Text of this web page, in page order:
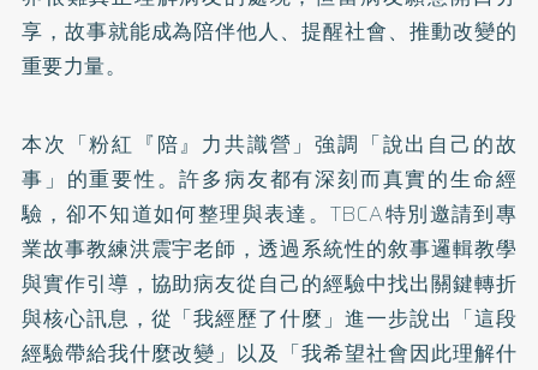
享，故事就能成為陪伴他人、提醒社會、推動改變的
重要力量。
本次「粉紅『陪』力共識營」強調「說出自己的故
事」的重要性。許多病友都有深刻而真實的生命經
驗，卻不知道如何整理與表達。TBCA特別邀請到專
業故事教練洪震宇老師，透過系統性的敘事邏輯教學
與實作引導，協助病友從自己的經驗中找出關鍵轉折
與核心訊息，從「我經歷了什麼」進一步說出「這段
經驗帶給我什麼改變」以及「我希望社會因此理解什